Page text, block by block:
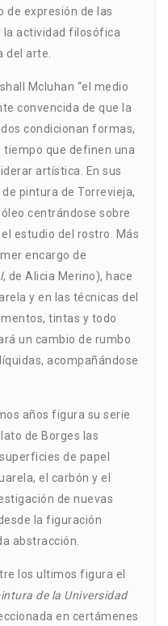
de expresión de las
la actividad filosófica
del arte.
Mcluhan “el medio
convencida de que la
condicionan formas,
que definen una
artística. En sus
pintura de Torrevieja,
centrándose sobre
estudio del rostro. Más
encargo de
, de Alicia Merino), hace
y en las técnicas del
tintas y todo
un cambio de rumbo
acompañándose
años figura su serie
de Borges las
de papel
el carbón y el
de nuevas
la figuración
abstracción.
los ultimos figura el
de la Universidad
en certámenes